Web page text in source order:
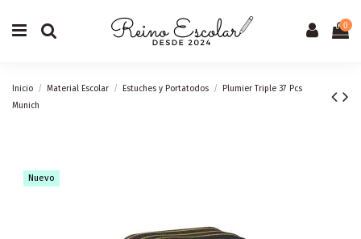
0
Inicio Material Escolar Estuches y Portatodos
Plumier Triple 37 Pcs
Munich
Nuevo